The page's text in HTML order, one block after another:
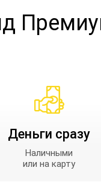
Деньги сразу
Наличными
или на карту